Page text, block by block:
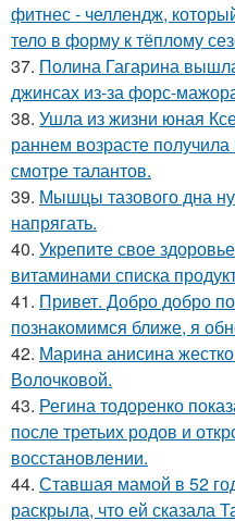
фитнес - челлендж,
тело в форму к тёплому
37. Полина Гагарина
джинсах из-за форс-
38. Ушла из жизни юная
раннем возрасте
смотре талантов.
39. Мышцы тазового дна
напрягать.
40. Укрепите свое
витаминами списка
41. Привет. Добро добро
познакомимся ближе, я
42. Марина анисина
Волочковой.
43. Регина тодоренко
после третьих родов и
восстановлении.
44. Ставшая мамой в 52
раскрыла, что ей сказала